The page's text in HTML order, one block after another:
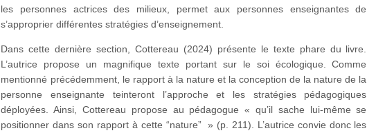
les personnes actrices des milieux, permet aux personnes enseignantes de
s’approprier différentes stratégies d’enseignement.
Dans cette dernière section, Cottereau (2024) présente le texte phare du livre.
L’autrice propose un magnifique texte portant sur le soi écologique. Comme
mentionné précédemment, le rapport à la nature et la conception de la nature de la
personne enseignante teinteront l’approche et les stratégies pédagogiques
déployées. Ainsi, Cottereau propose au pédagogue « qu’il sache lui-même se
positionner dans son rapport à cette “nature” » (p. 211). L’autrice convie donc les